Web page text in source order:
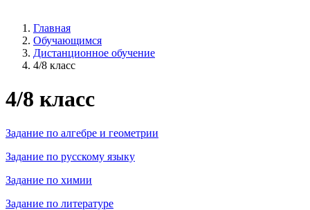
Главная
Обучающимся
Дистанционное обучение
4/8 класс
4/8 класс
Задание по алгебре и геометрии
Задание по русскому языку
Задание по химии
Задание по литературе